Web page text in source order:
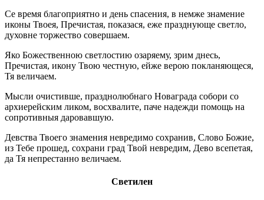
Се время благоприятно и день спасения, в немже знамение
иконы Твоея, Пречистая, показася, еже празднующе светло,
духовне торжество совершаем.
Яко Божественною светлостию озаряему, зрим днесь,
Пречистая, икону Твою честную, ейже верою покланяющеся,
Тя величаем.
Мысли очистивше, празднолюбнаго Новаграда собори со
архиерейским ликом, восхвалите, паче надежди помощь на
сопротивныя даровавшую.
Девства Твоего знамения невредимо сохранив, Слово Божие,
из Тебе прошед, сохрани град Твой невредим, Дево всепетая,
да Тя непрестанно величаем.
Светилен